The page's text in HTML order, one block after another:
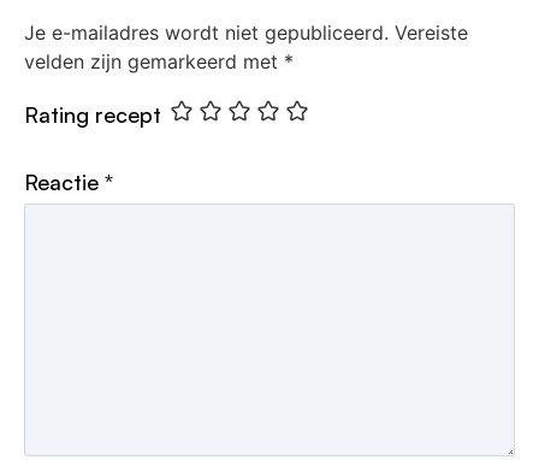
Je e-mailadres wordt niet gepubliceerd. Vereiste
velden zijn gemarkeerd met *
Rating recept
Reactie *